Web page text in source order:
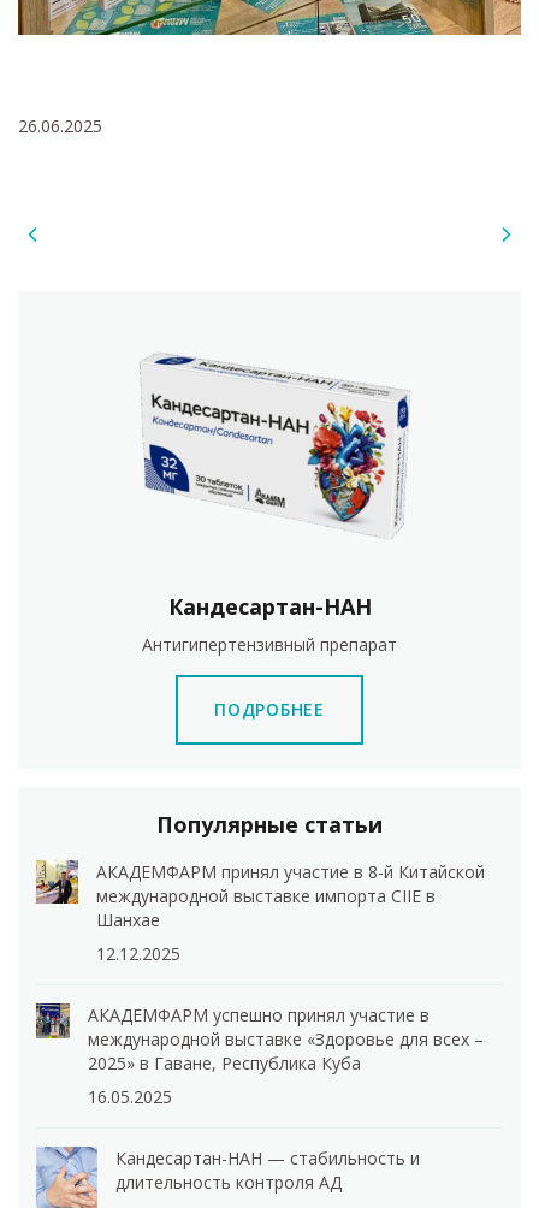
Кандесартан-НАН
Антигипертензивный препарат
ПОДРОБНЕЕ
Популярные статьи
АКАДЕМФАРМ принял участие в 8-й Китайской
международной выставке импорта CIIE в
Шанхае
12.12.2025
АКАДЕМФАРМ успешно принял участие в
международной выставке «Здоровье для всех –
2025» в Гаване, Республика Куба
16.05.2025
Кандесартан-НАН — стабильность и
длительность контроля АД
26.06.2025